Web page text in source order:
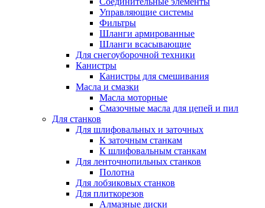
Управляющие системы
Фильтры
Шланги армированные
Шланги всасывающие
Для снегоуборочной техники
Канистры
Канистры для смешивания
Масла и смазки
Масла моторные
Смазочные масла для цепей и пил
Для станков
Для шлифовальных и заточных
К заточным станкам
К шлифовальным станкам
Для ленточнопильных станков
Полотна
Для лобзиковых станков
Для плиткорезов
Алмазные диски